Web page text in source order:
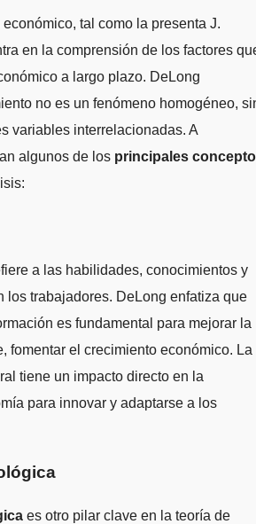
tal como la presenta J.
en la comprensión de los factores
a largo plazo. DeLong
no es un fenómeno homogéneo,
variables interrelacionadas. A
algunos de los principales
a las habilidades, conocimientos y
los trabajadores. DeLong enfatiza que
es fundamental para mejorar la
fomentar el crecimiento económico. La
tiene un impacto directo en la
para innovar y adaptarse a los
es otro pilar clave en la teoría de